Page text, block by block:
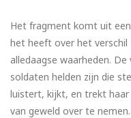
Het fragment komt uit
het heeft over het verschil
alledaagse waarheden.
soldaten helden zijn die
luistert, kijkt, en trekt haar
van geweld over te nemen.